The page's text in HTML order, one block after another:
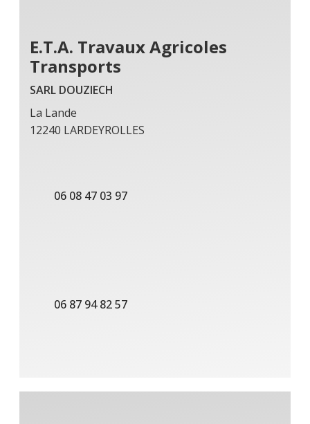
E.T.A. Travaux Agricoles
Transports
SARL DOUZIECH
La Lande
12240 LARDEYROLLES
06 08 47 03 97
06 87 94 82 57